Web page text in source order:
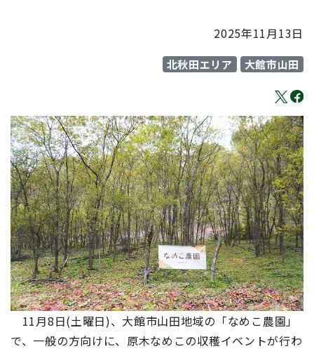
2025年11月13日
北秋田エリア 大館市山田
11月8日(土曜日)、大館市山田地域の「なめこ農園」
で、一般の方向けに、原木なめこの収穫イベントが行わ